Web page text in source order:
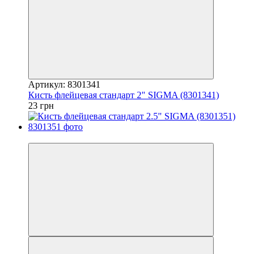
Артикул: 8301341
Кисть флейцевая стандарт 2" SIGMA (8301341)
23 грн